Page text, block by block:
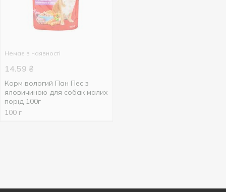
Немає в наявності
14.59 ₴
Корм вологий Пан Пес з
яловичиною для собак малих
порід 100г
100 г